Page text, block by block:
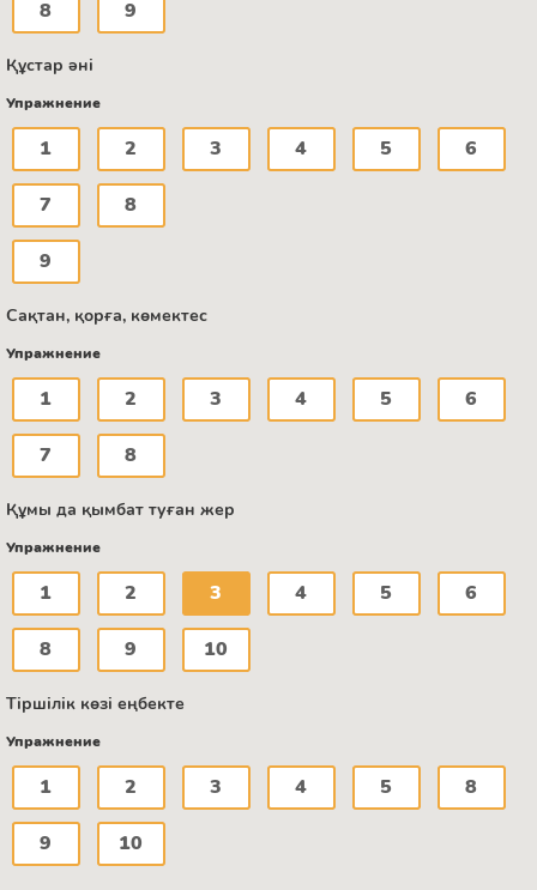
8 9
Құстар әні
Упражнение
1 2 3 4 5 6
7 8
9
Сақтан, қорға, көмектес
Упражнение
1 2 3 4 5 6
7 8
Құмы да қымбат туған жер
Упражнение
1 2 3 4 5 6
8 9 10
Тіршілік көзі еңбекте
Упражнение
1 2 3 4 5 8
9 10